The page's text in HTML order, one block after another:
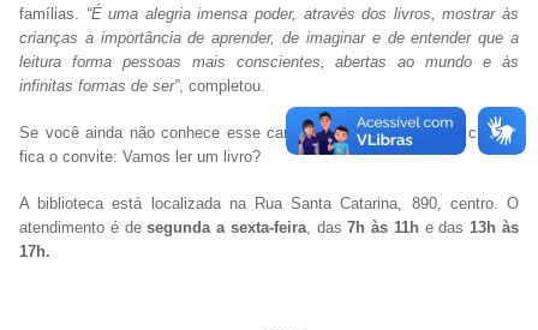
famílias. “É uma alegria imensa poder, através dos livros, mostrar às
crianças a importância de aprender, de imaginar e de entender que a
leitura forma pessoas mais conscientes, abertas ao mundo e às
infinitas formas de ser”, completou.
Se você ainda não conhece esse cantinho especial da nossa cidade,
fica o convite: Vamos ler um livro?
A biblioteca está localizada na Rua Santa Catarina, 890, centro. O
atendimento é desegunda a sexta-feira, das7h às 11h e das 13h às
17h.